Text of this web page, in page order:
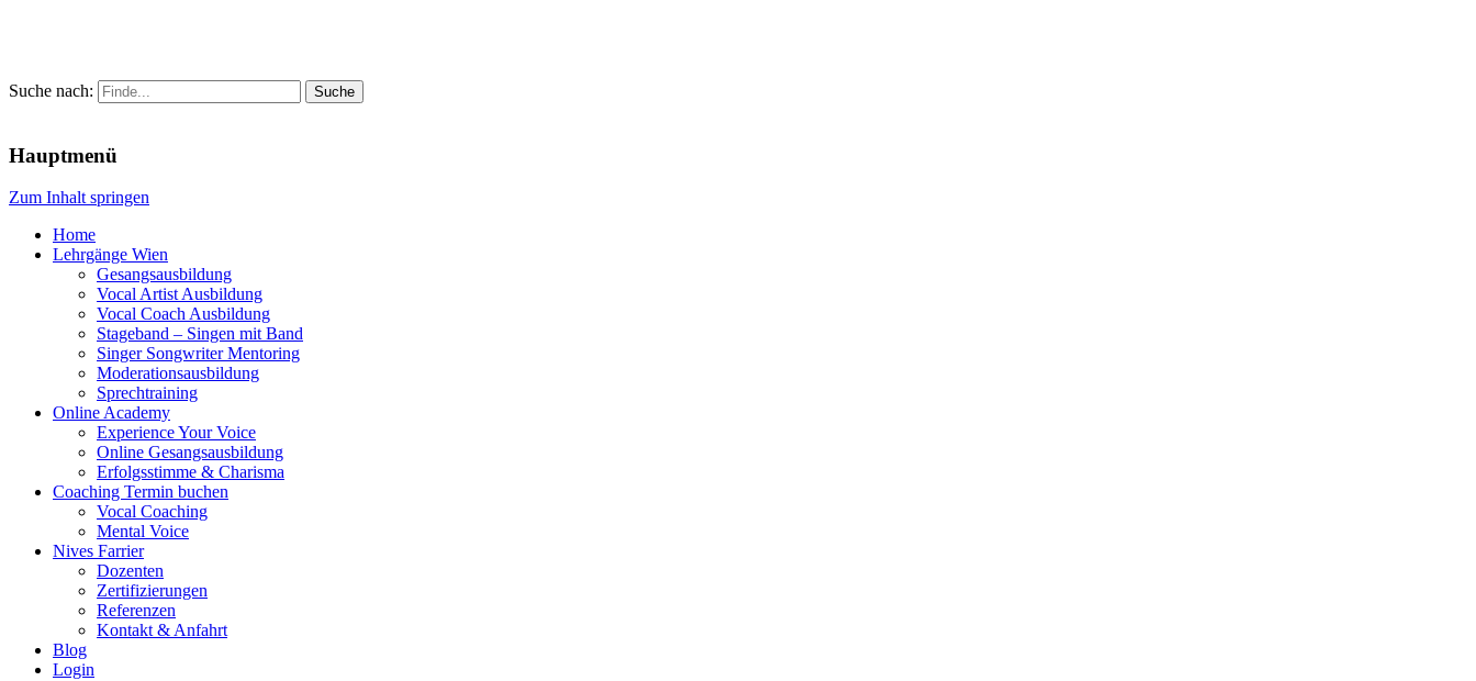
Suche nach:
Hauptmenü
Zum Inhalt springen
Home
Lehrgänge Wien
Gesangsausbildung
Vocal Artist Ausbildung
Vocal Coach Ausbildung
Stageband – Singen mit Band
Singer Songwriter Mentoring
Moderationsausbildung
Sprechtraining
Online Academy
Experience Your Voice
Online Gesangsausbildung
Erfolgsstimme & Charisma
Coaching Termin buchen
Vocal Coaching
Mental Voice
Nives Farrier
Dozenten
Zertifizierungen
Referenzen
Kontakt & Anfahrt
Blog
Login